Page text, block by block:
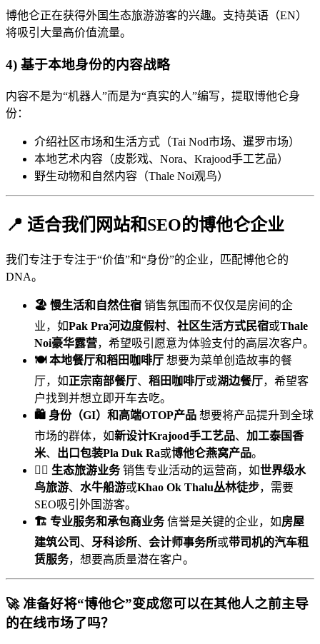
博他仑正在获得外国生态旅游游客的兴趣。支持英语（EN）
将吸引大量高价值流量。
4) 基于本地身份的内容战略
内容不是为“机器人”而是为“真实的人”编写，提取博他仑身
份：
介绍社区市场和生活方式（Tai Nod市场、暹罗市场）
本地艺术内容（皮影戏、Nora、Krajood手工艺品）
野生动物和自然内容（Thale Noi观鸟）
📍 适合我们网站和SEO的博他仑企业
我们专注于专注于“价值”和“身份”的企业，匹配博他仑的
DNA。
🏖️ 慢生活和自然住宿 销售氛围而不仅仅是房间的企
业，如Pak Pra河边度假村、 社区生活方式民宿或Thale
Noi豪华露营，希望吸引愿意为体验支付的高层次客户。
🍽️ 本地餐厅和稻田咖啡厅 想要为菜单创造故事的餐
厅，如正宗南部餐厅、 稻田咖啡厅或湖边餐厅，希望客
户找到并想立即开车去吃。
🛍️ 身份（GI）和高端OTOP产品 想要将产品提升到全球
市场的群体，如新设计Krajood手工艺品、 加工泰国香
米、 出口包装Pla Duk Ra或博他仑燕窝产品。
🚣‍♂️ 生态旅游业务销售专业活动的运营商，如世界级水
鸟旅游、 水牛船游或Khao Ok Thalu丛林徒步，需要
SEO吸引外国游客。
🏗️ 专业服务和承包商业务信誉是关键的企业，如房屋
建筑公司 、 牙科诊所、 会计师事务所或带司机的汽车租
赁服务，想要高质量潜在客户。
🚀 准备好将“博他仑”变成您可以在其他人之前主导
的在线市场了吗？